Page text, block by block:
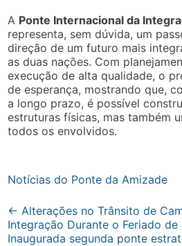
A Ponte Internacional da
representa, sem dúvida, um
direção de um futuro mais
as duas nações. Com
execução de alta qualidade, o
de esperança, mostrando que,
a longo prazo, é possível
estruturas físicas, mas também
todos os envolvidos.
Notícias do Ponte da Amizade
Post
navigation
← Alterações no Trânsito de
Integração Durante o Feriado de
Inaugurada segunda ponte